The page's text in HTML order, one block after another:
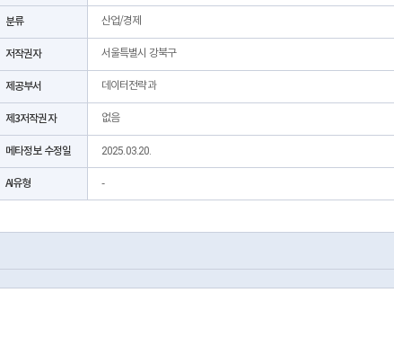
분류 산업/경제
저작권자 서울특별시 강북구
제공부서 데이터전략과
제3저작권자 없음
메타정보 수정일 2025.03.20.
AI유형 -